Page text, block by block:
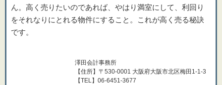
ん。高く売りたいのであれば、やはり満室にして、利回り
をそれなりにとれる物件にすること。これが高く売る秘訣
です。
澤田会計事務所
【住所】〒530-0001 大阪府大阪市北区梅田1-1-3
【TEL】06-6451-3677